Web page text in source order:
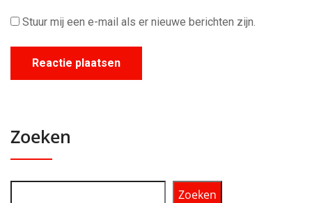
Stuur mij een e-mail als er nieuwe berichten zijn.
Zoeken
Zoeken